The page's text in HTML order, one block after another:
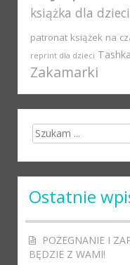
książka dla dzieci
patronat książek na
reprint dla dzieci Tashka
Zakamarki
Search for:
Ostatnie
POŻEGNANIE I
BĘDZIE Z WAMI!